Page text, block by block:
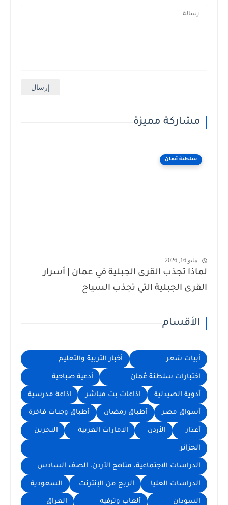
مشاركة مميزة
سلطنة عُمان
مايو 16, 2026
لماذا تجذب القرى الجبلية في عمان | أسرار
القرى الجبلية التي تجذب السياح
الأقسام
أبيات شعر أخبار التربية والتعليم
اختبارات سلطنة عُمان أدعية صباحية
أدوية الصيدلية اذاعات بث مباشر اذاعة مدرسية
أسواق مصر أطباق رمضان أطباق وجبات فاخرة
أعذار الأردن الامارات العربية البحرين
الجزائر
الدراسات الاجتماعية، مناهج الأردن، الصف السادس
الدراسات العليا الربح من الإنترنت السعودية
السودان ألعاب وترفيه العراق